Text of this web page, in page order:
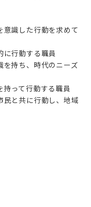
意識した行動を求めて
行動する職員
持ち、時代のニーズ
って行動する職員
と共に行動し、地域